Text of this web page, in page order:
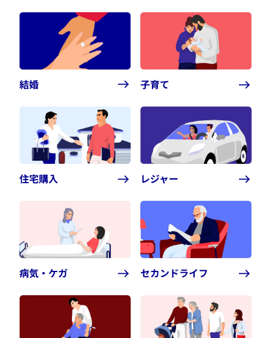
結婚 子育て
住宅購入 レジャー
病気・ケガ セカンドライフ